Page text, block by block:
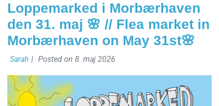
Loppemarked i Morbærhaven
den 31. maj 🌸 // Flea market in
Morbærhaven on May 31st🌸
Sarah | Posted on 8. maj 2026